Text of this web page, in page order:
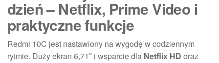
dzień – Netflix, Prime Video i
praktyczne funkcje
Redmi 10C jest nastawiony na wygodę w codziennym
rytmie. Duży ekran 6,71″ i wsparcie dla Netflix HD oraz